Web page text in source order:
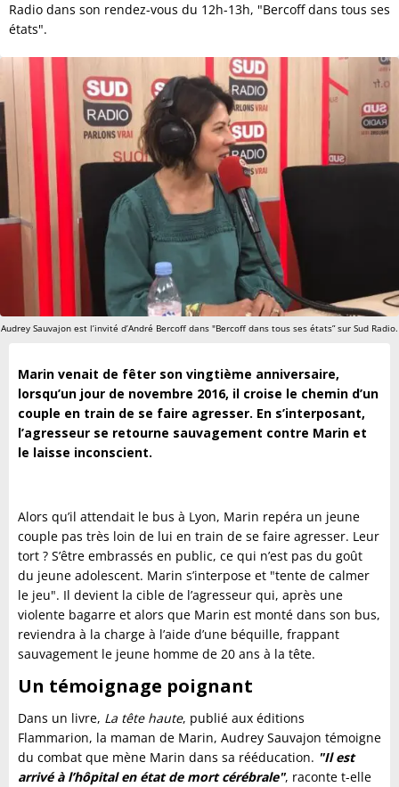
Radio dans son rendez-vous du 12h-13h, "Bercoff dans tous ses
états".
Audrey Sauvajon est l’invité d’André Bercoff dans "Bercoff dans tous ses états” sur Sud Radio.
Marin venait de fêter son vingtième anniversaire,
lorsqu’un jour de novembre 2016, il croise le chemin d’un
couple en train de se faire agresser. En s’interposant,
l’agresseur se retourne sauvagement contre Marin et
le laisse inconscient.
Alors qu’il attendait le bus à Lyon, Marin repéra un jeune
couple pas très loin de lui en train de se faire agresser. Leur
tort ? S’être embrassés en public, ce qui n’est pas du goût
du jeune adolescent. Marin s’interpose et "tente de calmer
le jeu". Il devient la cible de l’agresseur qui, après une
violente bagarre et alors que Marin est monté dans son bus,
reviendra à la charge à l’aide d’une béquille, frappant
sauvagement le jeune homme de 20 ans à la tête.
Un témoignage poignant
Dans un livre, La tête haute, publié aux éditions
Flammarion, la maman de Marin, Audrey Sauvajon témoigne
du combat que mène Marin dans sa rééducation. "Il est
arrivé à l’hôpital en état de mort cérébrale", raconte t-elle